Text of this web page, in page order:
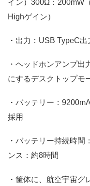
イン）300Ω：200mW
Highゲイン）
・出力：USB TypeC
・ヘッドホンアンプ
にするデスクトップモ
・バッテリー：
採用
・バッテリー持続時間
ンス：約8時間
・筐体に、航空宇宙